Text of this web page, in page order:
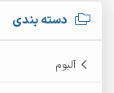
دسته بندی
آلبوم